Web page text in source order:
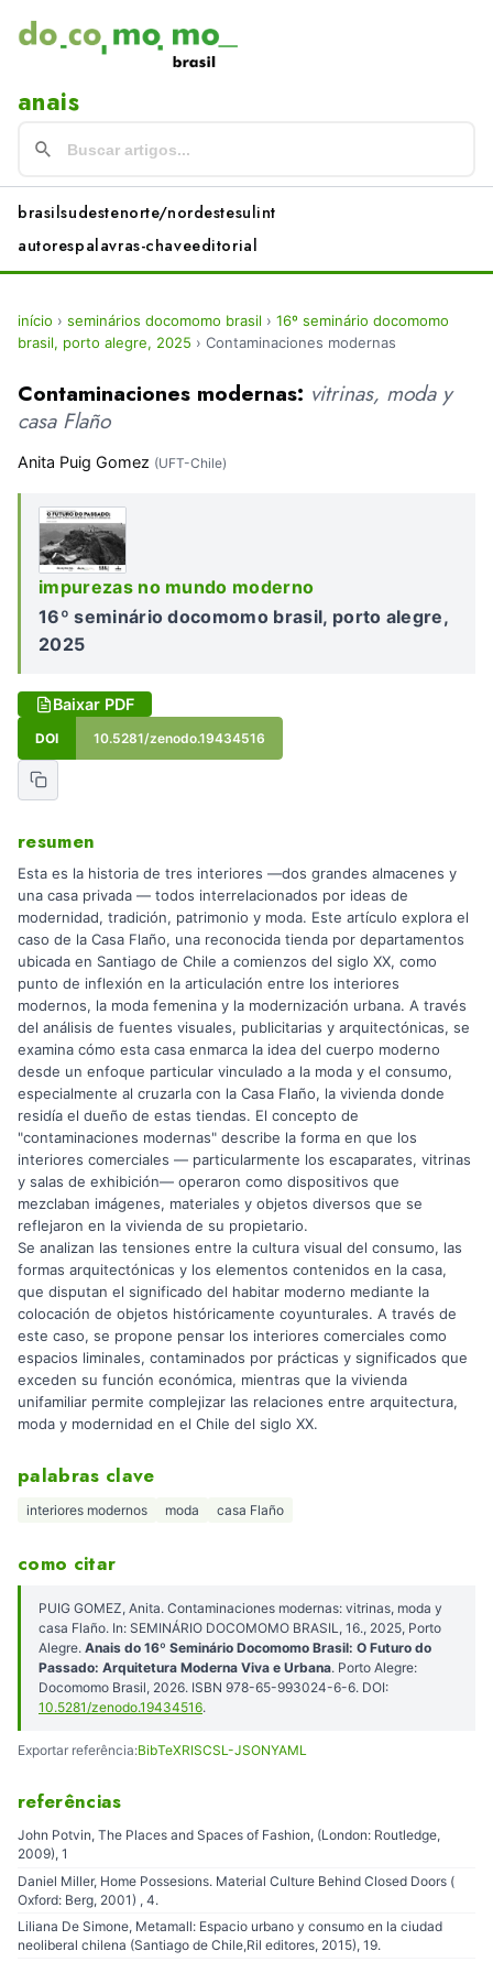
anais
brasilsudestenorte/nordestesulint
autorespalavras-chaveeditorial
início › seminários docomomo brasil › 16º seminário docomomo
brasil, porto alegre, 2025 › Contaminaciones modernas
Contaminaciones modernas: vitrinas, moda y
casa Flaño
Anita Puig Gomez (UFT-Chile)
impurezas no mundo moderno
16º seminário docomomo brasil, porto alegre,
2025
Baixar PDF
DOI 10.5281/zenodo.19434516
resumen
Esta es la historia de tres interiores —dos grandes almacenes y
una casa privada — todos interrelacionados por ideas de
modernidad, tradición, patrimonio y moda. Este artículo explora el
caso de la Casa Flaño, una reconocida tienda por departamentos
ubicada en Santiago de Chile a comienzos del siglo XX, como
punto de inflexión en la articulación entre los interiores
modernos, la moda femenina y la modernización urbana. A través
del análisis de fuentes visuales, publicitarias y arquitectónicas, se
examina cómo esta casa enmarca la idea del cuerpo moderno
desde un enfoque particular vinculado a la moda y el consumo,
especialmente al cruzarla con la Casa Flaño, la vivienda donde
residía el dueño de estas tiendas. El concepto de
"contaminaciones modernas" describe la forma en que los
interiores comerciales — particularmente los escaparates, vitrinas
y salas de exhibición— operaron como dispositivos que
mezclaban imágenes, materiales y objetos diversos que se
reflejaron en la vivienda de su propietario.
Se analizan las tensiones entre la cultura visual del consumo, las
formas arquitectónicas y los elementos contenidos en la casa,
que disputan el significado del habitar moderno mediante la
colocación de objetos históricamente coyunturales. A través de
este caso, se propone pensar los interiores comerciales como
espacios liminales, contaminados por prácticas y significados que
exceden su función económica, mientras que la vivienda
unifamiliar permite complejizar las relaciones entre arquitectura,
moda y modernidad en el Chile del siglo XX.
palabras clave
interiores modernos moda casa Flaño
como citar
PUIG GOMEZ, Anita. Contaminaciones modernas: vitrinas, moda y
casa Flaño. In: SEMINÁRIO DOCOMOMO BRASIL, 16., 2025, Porto
Alegre. Anais do 16º Seminário Docomomo Brasil: O Futuro do
Passado: Arquitetura Moderna Viva e Urbana. Porto Alegre:
Docomomo Brasil, 2026. ISBN 978-65-993024-6-6. DOI:
10.5281/zenodo.19434516.
Exportar referência:BibTeXRISCSL-JSONYAML
referências
John Potvin, The Places and Spaces of Fashion, (London: Routledge,
2009), 1
Daniel Miller, Home Possesions. Material Culture Behind Closed Doors (
Oxford: Berg, 2001) , 4.
Liliana De Simone, Metamall: Espacio urbano y consumo en la ciudad
neoliberal chilena (Santiago de Chile,Ril editores, 2015), 19.